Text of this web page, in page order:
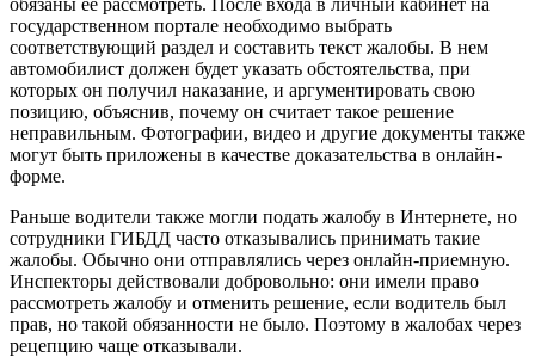
государственном портале необходимо выбрать
соответствующий раздел и составить текст жалобы. В нем
автомобилист должен будет указать обстоятельства, при
которых он получил наказание, и аргументировать свою
позицию, объяснив, почему он считает такое решение
неправильным. Фотографии, видео и другие документы также
могут быть приложены в качестве доказательства в онлайн-
форме.
Раньше водители также могли подать жалобу в Интернете, но
сотрудники ГИБДД часто отказывались принимать такие
жалобы. Обычно они отправлялись через онлайн-приемную.
Инспекторы действовали добровольно: они имели право
рассмотреть жалобу и отменить решение, если водитель был
прав, но такой обязанности не было. Поэтому в жалобах через
рецепцию чаще отказывали.